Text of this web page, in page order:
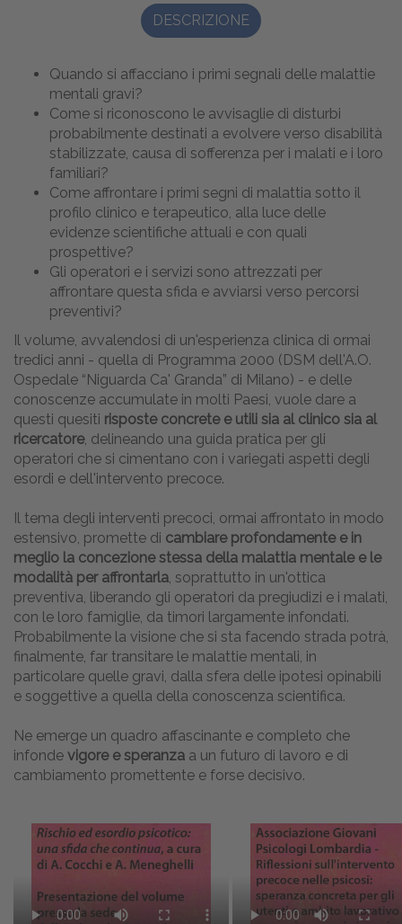
DESCRIZIONE
Quando si affacciano i primi segnali delle malattie
mentali gravi?
Come si riconoscono le avvisaglie di disturbi
probabilmente destinati a evolvere verso disabilità
stabilizzate, causa di sofferenza per i malati e i loro
familiari?
Come affrontare i primi segni di malattia sotto il
profilo clinico e terapeutico, alla luce delle
evidenze scientifiche attuali e con quali
prospettive?
Gli operatori e i servizi sono attrezzati per
affrontare questa sfida e avviarsi verso percorsi
preventivi?
Il volume, avvalendosi di un'esperienza clinica di ormai
tredici anni - quella di Programma 2000 (DSM dell'A.O.
Ospedale “Niguarda Ca' Granda” di Milano) - e delle
conoscenze accumulate in molti Paesi, vuole dare a
questi quesiti risposte concrete e utili sia al clinico sia al
ricercatore, delineando una guida pratica per gli
operatori che si cimentano con i variegati aspetti degli
esordi e dell'intervento precoce.
Il tema degli interventi precoci, ormai affrontato in modo
estensivo, promette di cambiare profondamente e in
meglio la concezione stessa della malattia mentale e le
modalità per affrontarla , soprattutto in un'ottica
preventiva, liberando gli operatori da pregiudizi e i malati,
con le loro famiglie, da timori largamente infondati.
Probabilmente la visione che si sta facendo strada potrà,
finalmente, far transitare le malattie mentali, in
particolare quelle gravi, dalla sfera delle ipotesi opinabili
e soggettive a quella della conoscenza scientifica.
Ne emerge un quadro affascinante e completo che
infonde vigore e speranza a un futuro di lavoro e di
cambiamento promettente e forse decisivo.